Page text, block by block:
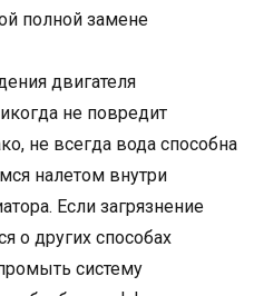
полной замене
двигателя
не повредит
не всегда вода способна
налетом внутри
Если загрязнение
о других способах
систему